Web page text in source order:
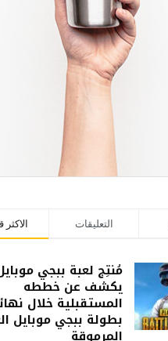
الاكثر التعليقات
مُنتِج لعبة ببجي
يكشف عن خططه
المستقبلية خلال
بطولة ببجي موبايل
المرموقة